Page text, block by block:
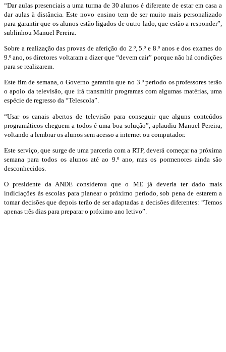
“Dar aulas presenciais a uma turma de 30 alunos é diferente de estar em casa a
dar aulas à distância. Este novo ensino tem de ser muito mais personalizado
para garantir que os alunos estão ligados de outro lado, que estão a responder”,
sublinhou Manuel Pereira.
Sobre a realização das provas de aferição do 2.º, 5.º e 8.º anos e dos exames do
9.º ano, os diretores voltaram a dizer que “devem cair” porque não há condições
para se realizarem.
Este fim de semana, o Governo garantiu que no 3.º período os professores terão
o apoio da televisão, que irá transmitir programas com algumas matérias, uma
espécie de regresso da “Telescola”.
“Usar os canais abertos de televisão para conseguir que alguns conteúdos
programáticos cheguem a todos é uma boa solução”, aplaudiu Manuel Pereira,
voltando a lembrar os alunos sem acesso a internet ou computador.
Este serviço, que surge de uma parceria com a RTP, deverá começar na próxima
semana para todos os alunos até ao 9.º ano, mas os pormenores ainda são
desconhecidos.
O presidente da ANDE considerou que o ME já deveria ter dado mais
indiciações às escolas para planear o próximo período, sob pena de estarem a
tomar decisões que depois terão de ser adaptadas a decisões diferentes: “Temos
apenas três dias para preparar o próximo ano letivo”.